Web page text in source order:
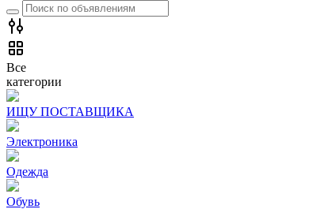
Все
категории
ИЩУ ПОСТАВЩИКА
Электроника
Одежда
Обувь